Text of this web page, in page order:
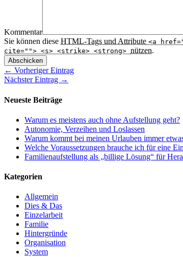
Kommentar
Sie können diese HTML-Tags und Attribute <a
cite=""> <s> <strike> <strong> nützen.
Abschicken
← Vorheriger Eintrag
Nächster Eintrag →
Neueste Beiträge
Warum es meistens auch ohne Aufstellung geht?
Autonomie, Verzeihen und Loslassen
Warum kommt bei meinen Urlauben immer
Welche Voraussetzungen brauche ich für eine
Familienaufstellung als „billige Lösung“ für
Kategorien
Allgemein
Dies & Das
Einzelarbeit
Familie
Hintergründe
Organisation
System